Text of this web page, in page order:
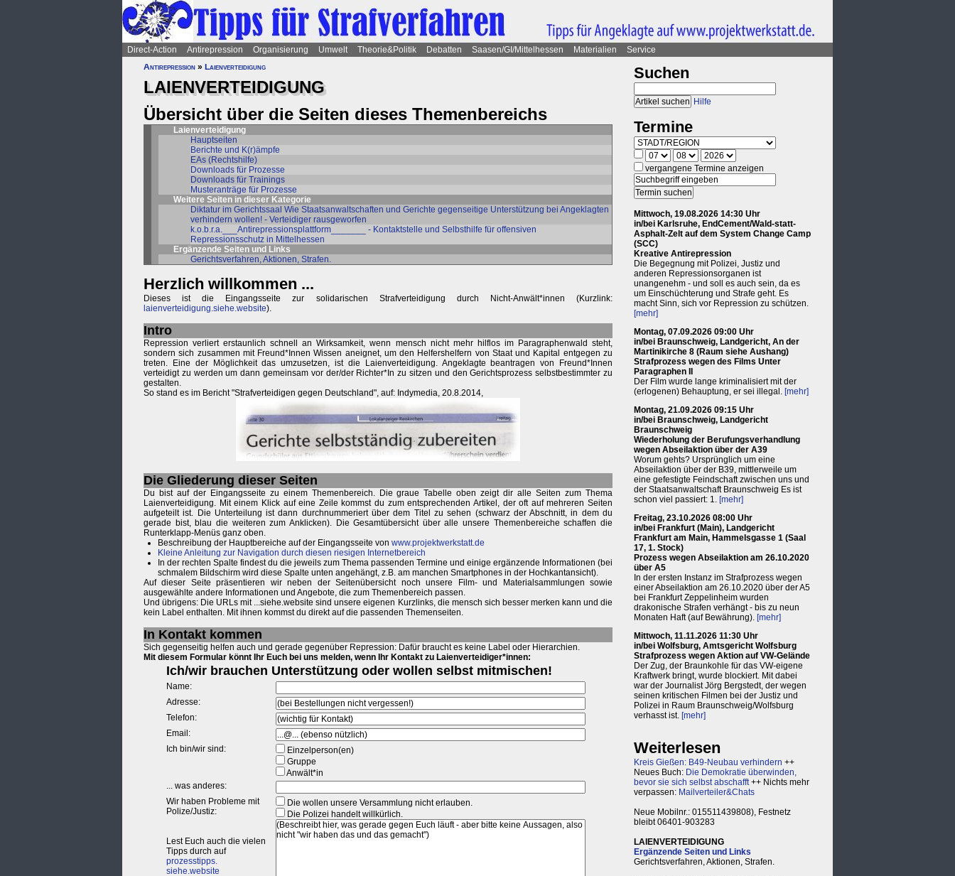
Direct-Action Antirepression Organisierung Umwelt Theorie&Politik Debatten Saasen/GI/Mittelhessen Materialien
Service
Antirepression » Laienverteidigung
LAIENVERTEIDIGUNG
Übersicht über die Seiten dieses Themenbereichs
Laienverteidigung
Hauptseiten
Berichte und K(r)ämpfe
EAs (Rechtshilfe)
Downloads für Prozesse
Downloads für Trainings
Musteranträge für Prozesse
Weitere Seiten in dieser Kategorie
Diktatur im Gerichtssaal Wie Staatsanwaltschaften und Gerichte gegenseitige Unterstützung bei Angeklagten
verhindern wollen! - Verteidiger rausgeworfen
k.o.b.r.a.___Antirepressionsplattform_______ - Kontaktstelle und Selbsthilfe für offensiven
Repressionsschutz in Mittelhessen
Ergänzende Seiten und Links
Gerichtsverfahren, Aktionen, Strafen.
Herzlich willkommen ...
Dieses ist die Eingangsseite zur solidarischen Strafverteidigung durch Nicht-Anwält*innen (Kurzlink:
laienverteidigung.siehe.website).
Intro
Repression verliert erstaunlich schnell an Wirksamkeit, wenn mensch nicht mehr hilflos im Paragraphenwald steht,
sondern sich zusammen mit Freund*Innen Wissen aneignet, um den Helfershelfern von Staat und Kapital entgegen zu
treten. Eine der Möglichkeit das umzusetzen, ist die Laienverteidigung. Angeklagte beantragen von Freund*Innen
verteidigt zu werden um dann gemeinsam vor der/der Richter*In zu sitzen und den Gerichtsprozess selbstbestimmter zu
gestalten.
So stand es im Bericht "Strafverteidigen gegen Deutschland", auf: Indymedia, 20.8.2014,
Die Gliederung dieser Seiten
Du bist auf der Eingangsseite zu einem Themenbereich. Die graue Tabelle oben zeigt dir alle Seiten zum Thema
Laienverteidigung. Mit einem Klick auf eine Zeile kommst du zum entsprechenden Artikel, der oft auf mehreren Seiten
aufgeteilt ist. Die Unterteilung ist dann durchnummeriert über dem Titel zu sehen (schwarz der Abschnitt, in dem du
gerade bist, blau die weiteren zum Anklicken). Die Gesamtübersicht über alle unsere Themenbereiche schaffen die
Runterklapp-Menüs ganz oben.
Beschreibung der Hauptbereiche auf der Eingangsseite von www.projektwerkstatt.de
Kleine Anleitung zur Navigation durch diesen riesigen Internetbereich
In der rechten Spalte findest du die jeweils zum Thema passenden Termine und einige ergänzende Informationen (bei
schmalem Bildschirm wird diese Spalte unten angehängt, z.B. am manchen Smartphones in der Hochkantansicht).
Auf dieser Seite präsentieren wir neben der Seitenübersicht noch unsere Film- und Materialsammlungen sowie
ausgewählte andere Informationen und Angebote, die zum Themenbereich passen.
Und übrigens: Die URLs mit ...siehe.website sind unsere eigenen Kurzlinks, die mensch sich besser merken kann und die
kein Label enthalten. Mit ihnen kommst du direkt auf die passenden Themenseiten.
In Kontakt kommen
Sich gegenseitig helfen auch und gerade gegenüber Repression: Dafür braucht es keine Label oder Hierarchien.
Mit diesem Formular könnt Ihr Euch bei uns melden, wenn Ihr Kontakt zu Laienverteidiger*innen:
Suchen
Hilfe
Termine
vergangene Termine anzeigen
Mittwoch, 19.08.2026 14:30 Uhr
in/bei Karlsruhe, EndCement/Wald-statt-
Asphalt-Zelt auf dem System Change Camp
(SCC)
Kreative Antirepression
Die Begegnung mit Polizei, Justiz und
anderen Repressionsorganen ist
unangenehm - und soll es auch sein, da es
um Einschüchterung und Strafe geht. Es
macht Sinn, sich vor Repression zu schützen.
[mehr]
Montag, 07.09.2026 09:00 Uhr
in/bei Braunschweig, Landgericht, An der
Martinikirche 8 (Raum siehe Aushang)
Strafprozess wegen des Films Unter
Paragraphen II
Der Film wurde lange kriminalisiert mit der
(erlogenen) Behauptung, er sei illegal. [mehr]
Montag, 21.09.2026 09:15 Uhr
in/bei Braunschweig, Landgericht
Braunschweig
Wiederholung der Berufungsverhandlung
wegen Abseilaktion über der A39
Worum gehts? Ursprünglich um eine
Abseilaktion über der B39, mittlerweile um
eine gefestigte Feindschaft zwischen uns und
der Staatsanwaltschaft Braunschweig Es ist
schon viel passiert: 1. [mehr]
Freitag, 23.10.2026 08:00 Uhr
in/bei Frankfurt (Main), Landgericht
Frankfurt am Main, Hammelsgasse 1 (Saal
17, 1. Stock)
Prozess wegen Abseilaktion am 26.10.2020
über A5
In der ersten Instanz im Strafprozess wegen
einer Abseilaktion am 26.10.2020 über der A5
bei Frankfurt Zeppelinheim wurden
drakonische Strafen verhängt - bis zu neun
Monaten Haft (auf Bewährung). [mehr]
Mittwoch, 11.11.2026 11:30 Uhr
in/bei Wolfsburg, Amtsgericht Wolfsburg
Strafprozess wegen Aktion auf VW-Gelände
Der Zug, der Braunkohle für das VW-eigene
Kraftwerk bringt, wurde blockiert. Mit dabei
war der Journalist Jörg Bergstedt, der wegen
seinen kritischen Filmen bei der Justiz und
Polizei in Raum Braunschweig/Wolfsburg
verhasst ist. [mehr]
Weiterlesen
Kreis Gießen: B49-Neubau verhindern ++
Neues Buch: Die Demokratie überwinden,
bevor sie sich selbst abschafft++ Nichts mehr
verpassen: Mailverteiler&Chats
Neue Mobilnr.: 015511439808), Festnetz
bleibt 06401-903283
LAIENVERTEIDIGUNG
Ergänzende Seiten und Links
Gerichtsverfahren, Aktionen, Strafen.